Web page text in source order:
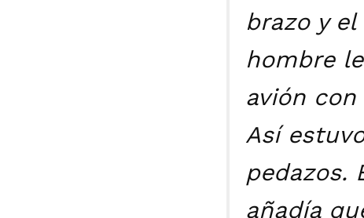
brazo y
hombre
avión
Así
pedazos.
añadía